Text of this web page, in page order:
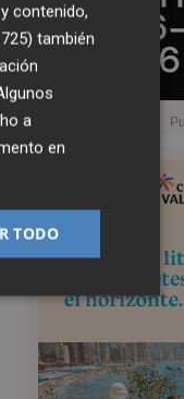
contenido,
también
a
en
TODO